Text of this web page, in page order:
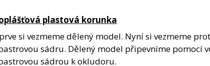
plastová korunka
si vezmeme dělený model. Nyní si vezmeme
sádru. Dělený model připevníme pomocí
sádrou k okludoru.